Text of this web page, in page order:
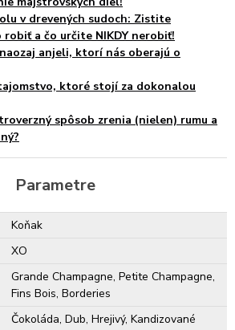
v drevených sudoch: Zistite
a čo určite NIKDY nerobiť!
anjeli, ktorí nás oberajú o
ktoré stojí za dokonalou
spôsob zrenia (nielen) rumu a
Parametre
Koňak
XO
Grande Champagne, Petite Champagne,
Fins Bois, Borderies
Čokoláda, Dub, Hrejivý, Kandizované